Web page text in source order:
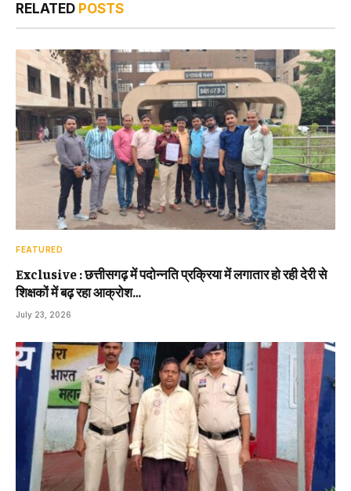
RELATED POSTS
FEATURED
Exclusive : छत्तीसगढ़ में पदोन्नति प्रक्रिया में लगातार हो रही देरी से
शिक्षकों में बढ़ रहा आक्रोश…
July 23, 2026